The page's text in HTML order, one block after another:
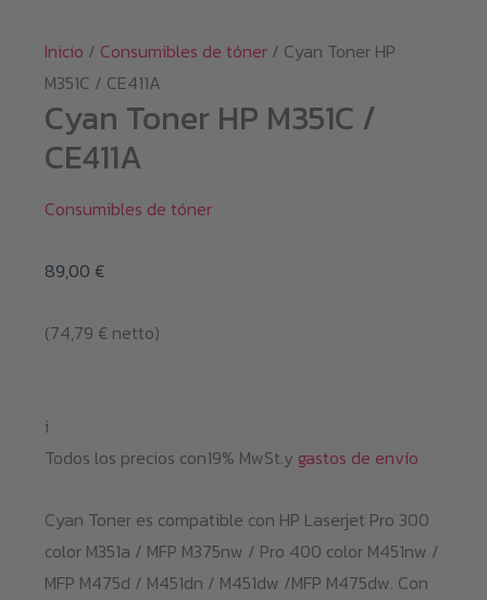
Inicio / Consumibles de tóner/ Cyan Toner HP
M351C / CE411A
Cyan Toner HP M351C /
CE411A
Consumibles de tóner
89,00 €
(74,79 €netto)
i
Todos los precios con19% MwSt.y gastos de envío
Cyan Toner es compatible con HP Laserjet Pro 300
color M351a / MFP M375nw / Pro 400 color M451nw /
MFP M475d / M451dn / M451dw /MFP M475dw. Con